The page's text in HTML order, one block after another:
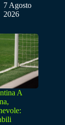
7 Agosto
2026
A